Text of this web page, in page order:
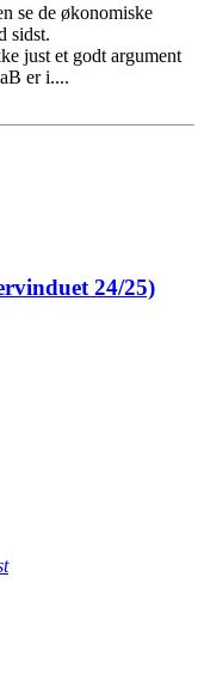
se de økonomiske
sidst.
just et godt argument
er i....
24/25)